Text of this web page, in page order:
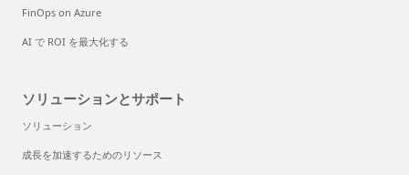
FinOps on Azure
AI で ROI を最大化する
ソリューションとサポート
ソリューション
成長を加速するためのリソース